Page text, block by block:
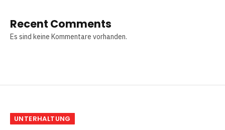
Recent Comments
Es sind keine Kommentare vorhanden.
UNTERHALTUNG